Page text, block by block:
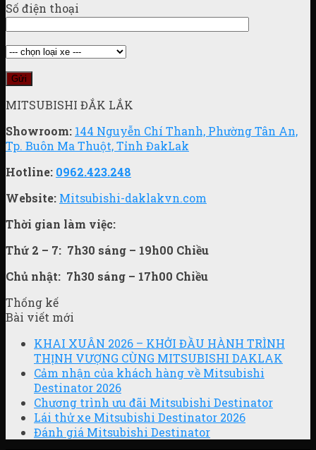
Số điện thoại
MITSUBISHI ĐẮK LẮK
Showroom: 144 Nguyễn Chí Thanh, Phường Tân An,
Tp. Buôn Ma Thuột, Tỉnh ĐakLak
Hotline: 0962.423.248
Website: Mitsubishi-daklakvn.com
Thời gian làm việc:
Thứ 2 – 7: 7h30 sáng – 19h00 Chiều
Chủ nhật: 7h30 sáng – 17h00 Chiều
Thống kế
Bài viết mới
KHAI XUÂN 2026 – KHỞI ĐẦU HÀNH TRÌNH
THỊNH VƯỢNG CÙNG MITSUBISHI DAKLAK
Cảm nhận của khách hàng về Mitsubishi
Destinator 2026
Chương trình ưu đãi Mitsubishi Destinator
Lái thử xe Mitsubishi Destinator 2026
Đánh giá Mitsubishi Destinator